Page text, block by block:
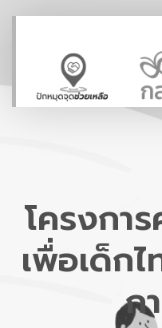
โครงกา
เพื่อเด็กไ
ก